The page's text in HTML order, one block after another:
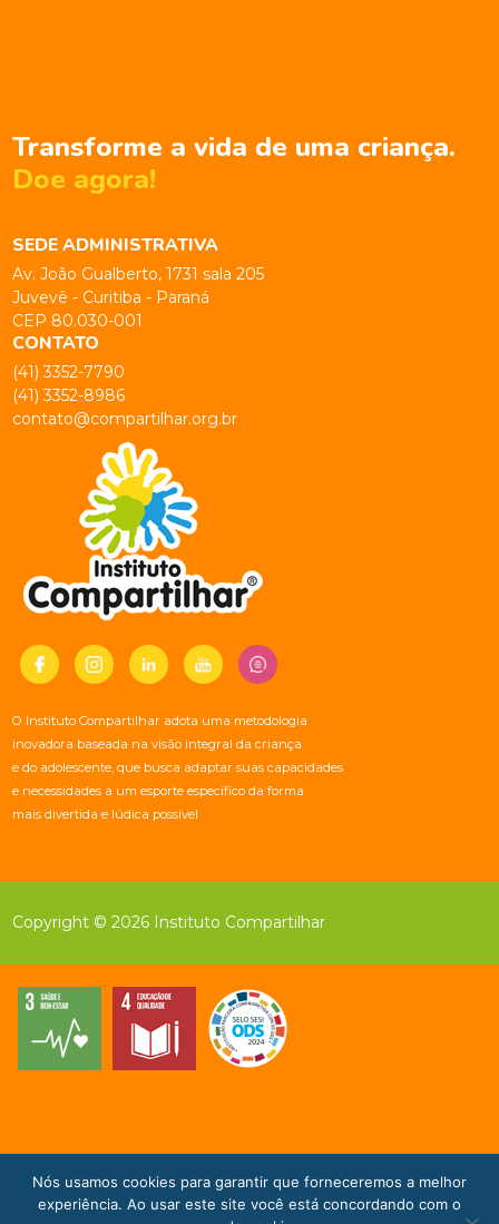
Transforme a vida de uma criança.
Doe agora!
SEDE ADMINISTRATIVA
Av. João Gualberto, 1731 sala 205
Juvevê - Curitiba - Paraná
CEP 80.030-001
CONTATO
(41) 3352-7790
(41) 3352-8986
contato@compartilhar.org.br
O Instituto Compartilhar adota uma metodologia
inovadora baseada na visão integral da criança
e do adolescente, que busca adaptar suas capacidades
e necessidades a um esporte específico da forma
mais divertida e lúdica possível
Copyright © 2026 Instituto Compartilhar
Doe Agora!
Nós usamos cookies para garantir que forneceremos a melhor
experiência. Ao usar este site você está concordando com o